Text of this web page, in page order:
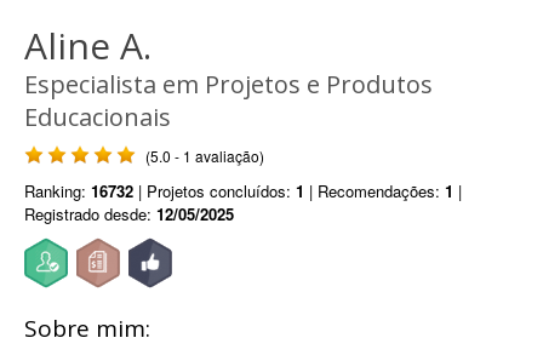
Aline A.
Especialista em Projetos e Produtos
Educacionais
(5.0 - 1 avaliação)
Ranking: 16732 | Projetos concluídos: 1 | Recomendações: 1 |
Registrado desde: 12/05/2025
Sobre mim: